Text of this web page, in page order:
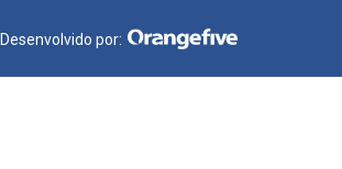
Desenvolvido por: